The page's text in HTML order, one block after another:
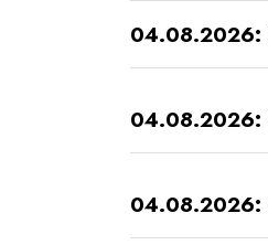
04.08.2026:
04.08.2026:
04.08.2026: